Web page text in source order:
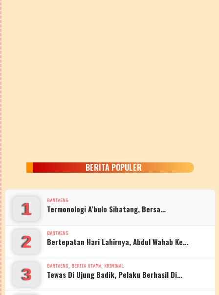
BERITA POPULER
1 BANTAENG
Termonologi A’bulo Sibatang, Bersa…
2 BANTAENG
Bertepatan Hari Lahirnya, Abdul Wahab Ke…
3 BANTAENG BERITA UTAMA KRIMINAL
Tewas Di Ujung Badik, Pelaku Berhasil Di…